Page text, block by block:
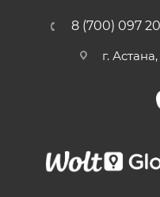
8 (700) 097
г.